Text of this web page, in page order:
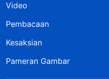
Video
Pembacaan
Kesaksian
Pameran Gambar